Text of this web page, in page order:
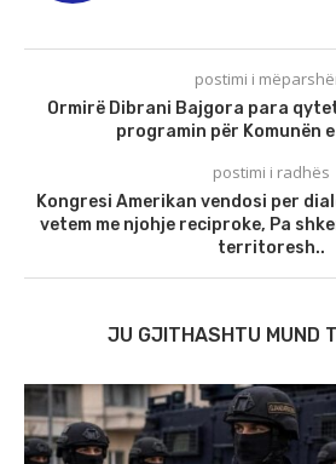
postimi i
Ormirë Dibrani Bajgora para
programin për Komunën
postimi i radhës
Kongresi Amerikan vendosi per
vetem me njohje reciproke, Pa
territoresh..
JU GJITHASHTU MUND